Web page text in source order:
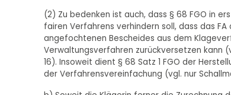
(2) Zu bedenken ist auch, dass § 68 FGO in
fairen Verfahrens verhindern soll, dass das
angefochtenen Bescheides aus dem
Verwaltungsverfahren zurückversetzen kann
16). Insoweit dient § 68 Satz 1 FGO der
der Verfahrensvereinfachung (vgl. nur